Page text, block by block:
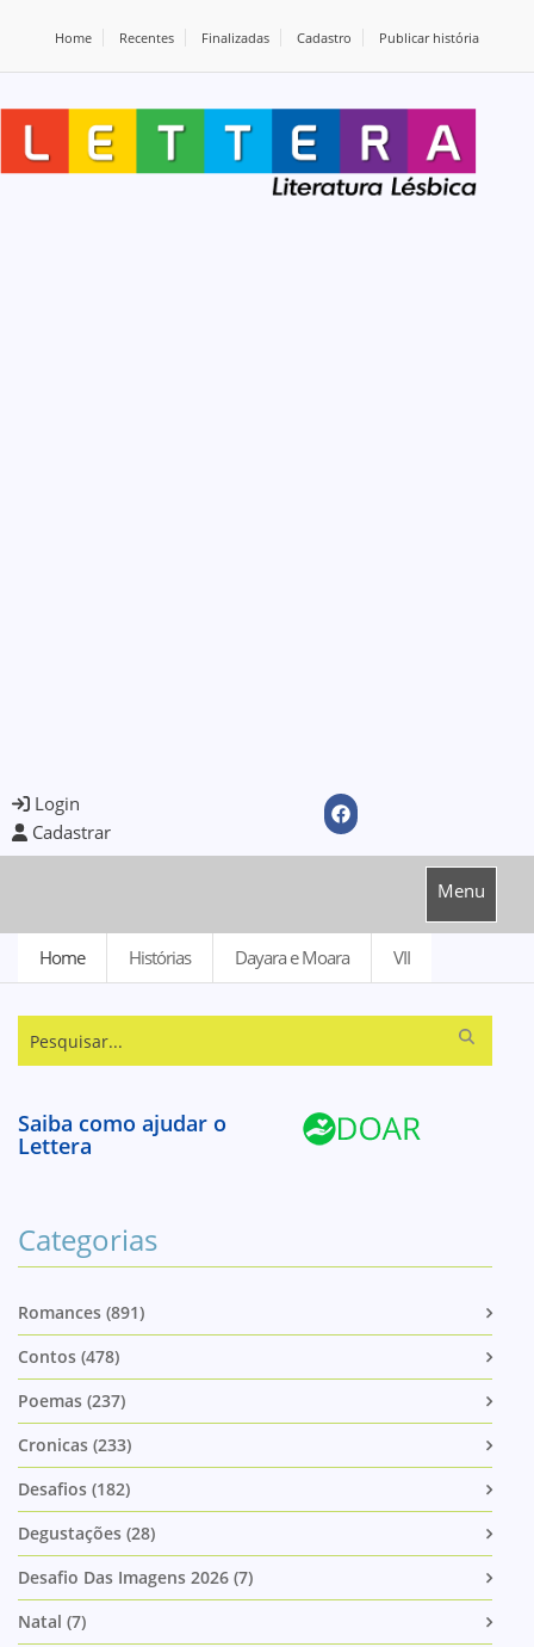
Home Recentes Finalizadas Cadastro Publicar história
Login
Cadastrar
Menu
Home Histórias Dayara e Moara VII
Saiba como ajudar o
Lettera
Categorias
Romances (891)
Contos (478)
Poemas (237)
Cronicas (233)
Desafios (182)
Degustações (28)
Desafio Das Imagens 2026 (7)
Natal (7)